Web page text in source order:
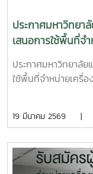
ประกาศมหาวิทยา
เสนอการใช้พื้นที่จ
ประกาศมหาวิทยาลั
ใช้พื้นที่จำหน่ายเครื่
19 มีนาคม 2569 |